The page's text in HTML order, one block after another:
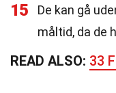
15
De kan gå
måltid, da de
READ ALSO: 33